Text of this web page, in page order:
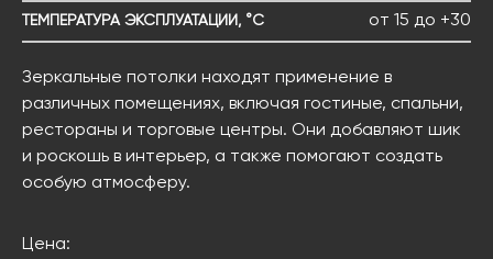
ТЕМПЕРАТУРА ЭКСПЛУАТАЦИИ, °C от 15 до +30
Зеркальные потолки находят применение в
различных помещениях, включая гостиные, спальни,
рестораны и торговые центры. Они добавляют шик
и роскошь в интерьер, а также помогают создать
особую атмосферу.
Цена: